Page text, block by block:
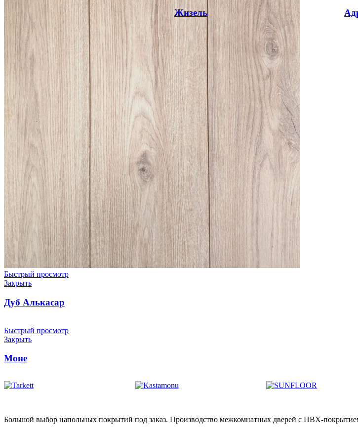
Быстрый просмотр
Закрыть
Дуб Алькасар
Жизель
Быстрый просмотр
Закрыть
Моне
Большой выбор напольных покрытий под заказ. Производство межкомнатных дверей с ПВХ-